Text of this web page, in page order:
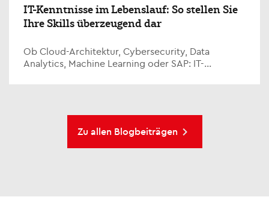
IT-Kenntnisse im Lebenslauf: So stellen Sie
Ihre Skills überzeugend dar
Ob Cloud-Architektur, Cybersecurity, Data
Analytics, Machine Learning oder SAP: IT-
Zu allen Blogbeiträgen